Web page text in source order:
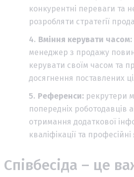
конкурентні переваги та
розробляти стратегії
Вміння керувати часом:
менеджер з продажу
керувати своїм часом та
досягнення поставлених
Референси: рекрутери
попередніх роботодавців
отримання додаткової
кваліфікації та
Співбесіда – це